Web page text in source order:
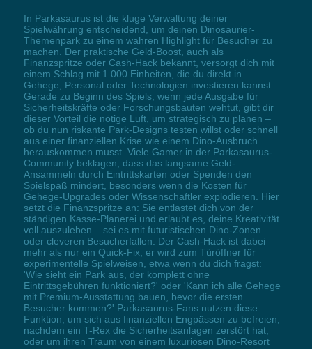
In Parkasaurus ist die kluge Verwaltung deiner
Spielwährung entscheidend, um deinen Dinosaurier-
Themenpark zu einem wahren Highlight für Besucher zu
machen. Der praktische Geld-Boost, auch als
Finanzspritze oder Cash-Hack bekannt, versorgt dich mit
einem Schlag mit 1.000 Einheiten, die du direkt in
Gehege, Personal oder Technologien investieren kannst.
Gerade zu Beginn des Spiels, wenn jede Ausgabe für
Sicherheitskräfte oder Forschungsbauten wehtut, gibt dir
dieser Vorteil die nötige Luft, um strategisch zu planen –
ob du nun riskante Park-Designs testen willst oder schnell
aus einer finanziellen Krise wie einem Dino-Ausbruch
herauskommen musst. Viele Gamer in der Parkasaurus-
Community beklagen, dass das langsame Geld-
Ansammeln durch Eintrittskarten oder Spenden den
Spielspaß mindert, besonders wenn die Kosten für
Gehege-Upgrades oder Wissenschaftler explodieren. Hier
setzt die Finanzspritze an: Sie entlastet dich von der
ständigen Kasse-Planerei und erlaubt es, deine Kreativität
voll auszuleben – sei es mit futuristischen Dino-Zonen
oder cleveren Besucherfallen. Der Cash-Hack ist dabei
mehr als nur ein Quick-Fix; er wird zum Türöffner für
experimentelle Spielweisen, etwa wenn du dich fragst:
'Wie sieht ein Park aus, der komplett ohne
Eintrittsgebühren funktioniert?' oder 'Kann ich alle Gehege
mit Premium-Ausstattung bauen, bevor die ersten
Besucher kommen?' Parkasaurus-Fans nutzen diese
Funktion, um sich aus finanziellen Engpässen zu befreien,
nachdem ein T-Rex die Sicherheitsanlagen zerstört hat,
oder um ihren Traum von einem luxuriösen Dino-Resort